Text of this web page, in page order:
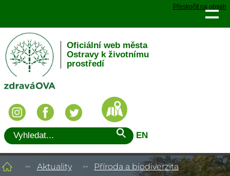
Přeskočit na obsah
Oficiální web města
Ostravy k životnímu
prostředí
EN
Aktuality Příroda a biodiverzita